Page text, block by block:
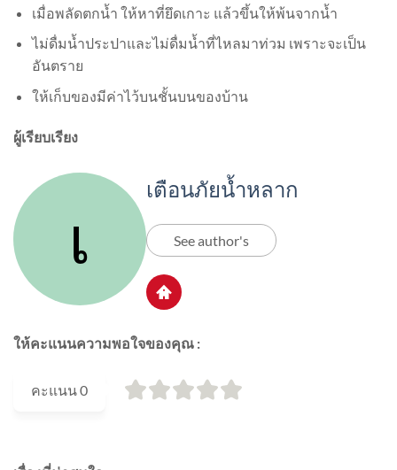
เมื่อพลัดตกน้ำ ให้หาที่ยึดเกาะ แล้วขึ้นให้พ้นจากน้ำ
ไม่ดื่มน้ำประปาและไม่ดื่มน้ำที่ไหลมาท่วม เพราะจะเป็น
อันตราย
ให้เก็บของมีค่าไว้บนชั้นบนของบ้าน
ผู้เรียบเรียง
เตือนภัยน้ำหลาก
See author's
ให้คะแนนความพอใจของคุณ :
คะแนน0